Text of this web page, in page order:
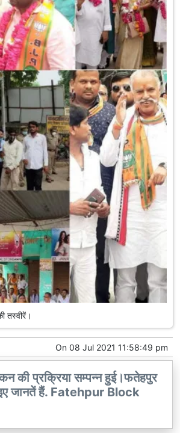
तस्वीरें।
On 08 Jul 2021 11:58:49 pm
की प्रक्रिया सम्पन्न हुई।फतेहपुर
जानतें हैं. Fatehpur Block